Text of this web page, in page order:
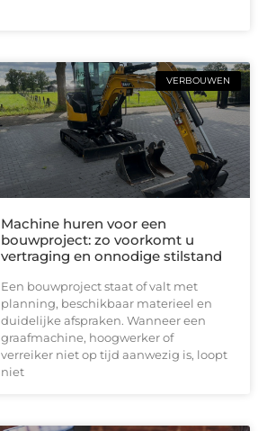
VERBOUWEN
Machine huren voor een
bouwproject: zo voorkomt u
vertraging en onnodige stilstand
Een bouwproject staat of valt met
planning, beschikbaar materieel en
duidelijke afspraken. Wanneer een
graafmachine, hoogwerker of
verreiker niet op tijd aanwezig is, loopt
niet